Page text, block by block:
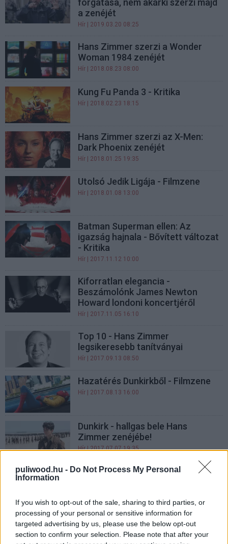
puliwood.hu - Do Not Process My Personal
Information
If you wish to opt-out of the sale, sharing to third parties, or
processing of your personal or sensitive information for
targeted advertising by us, please use the below opt-out
section to confirm your selection. Please note that after your
forgatása, nem akárki szerzi majd
a zenéjét
Hír | 2019.03.20 08:25
Hans Zimmer szerzi a Wonder
Woman 1984 zenéjét
Hír | 2018.08.23 08:00
Kung Fu Panda 3 - Kritika
Hír | 2018.02.23 18:15
Hans Zimmer szerzi az X-Men:
Dark Phoenix zenéjét
Hír | 2018.01.25 19:35
Utolsó Jedik Ligája - Filmzene
Hír | 2018.01.08 13:00
Batman Superman ellen: Az
igazság hajnala - Bővített változat
- Kritika
Hír | 2017.11.12 10:00
Kiforratlan elegancia -
Beszámolónk James Newton
Howard londoni koncertjéről
Hír | 2017.11.05 16:10
Top 10 - Hans Zimmer
legsikeresebb tanítványai
Hír | 2017.09.13 08:50
Hazatérés Dunkirkből - Filmzene
Hír | 2017.08.13 16:00
Dunkirk - hallgas bele Hans
Zimmer zenéjébe!
Hír| 2017.07.07 19:35
Egy falmászó szuperhős -
Hans Zimmer Live - másodszor is
Budapesten
Hír| 2017.06.07 21:00